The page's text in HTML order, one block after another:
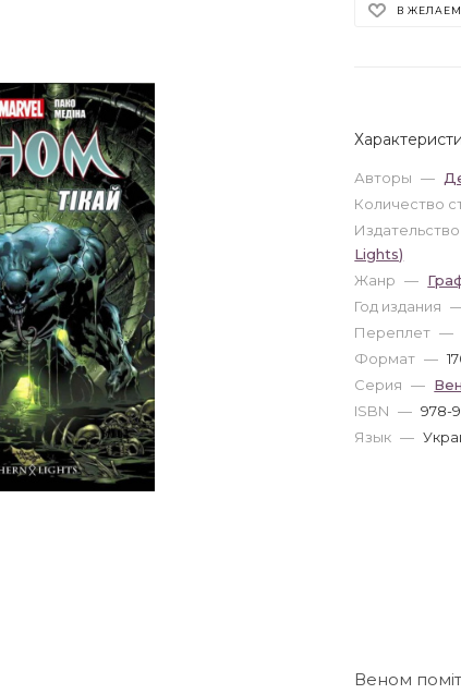
В
Авторы —
Количество
Издательство
Lights)
Жанр —
Год издания
Переплет —
Формат —
Серия —
ISBN — 978-
Язык —
Веном